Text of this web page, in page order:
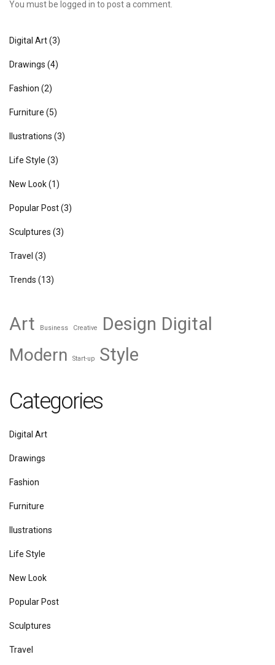
You must be logged in to post a comment.
Digital Art(3)
Drawings (4)
Fashion (2)
Furniture (5)
Ilustrations (3)
Life Style (3)
New Look(1)
Popular Post(3)
Sculptures (3)
Travel (3)
Trends (13)
Art Business Creative Design Digital
Modern Start-up Style
Categories
Digital Art
Drawings
Fashion
Furniture
Ilustrations
Life Style
New Look
Popular Post
Sculptures
Travel